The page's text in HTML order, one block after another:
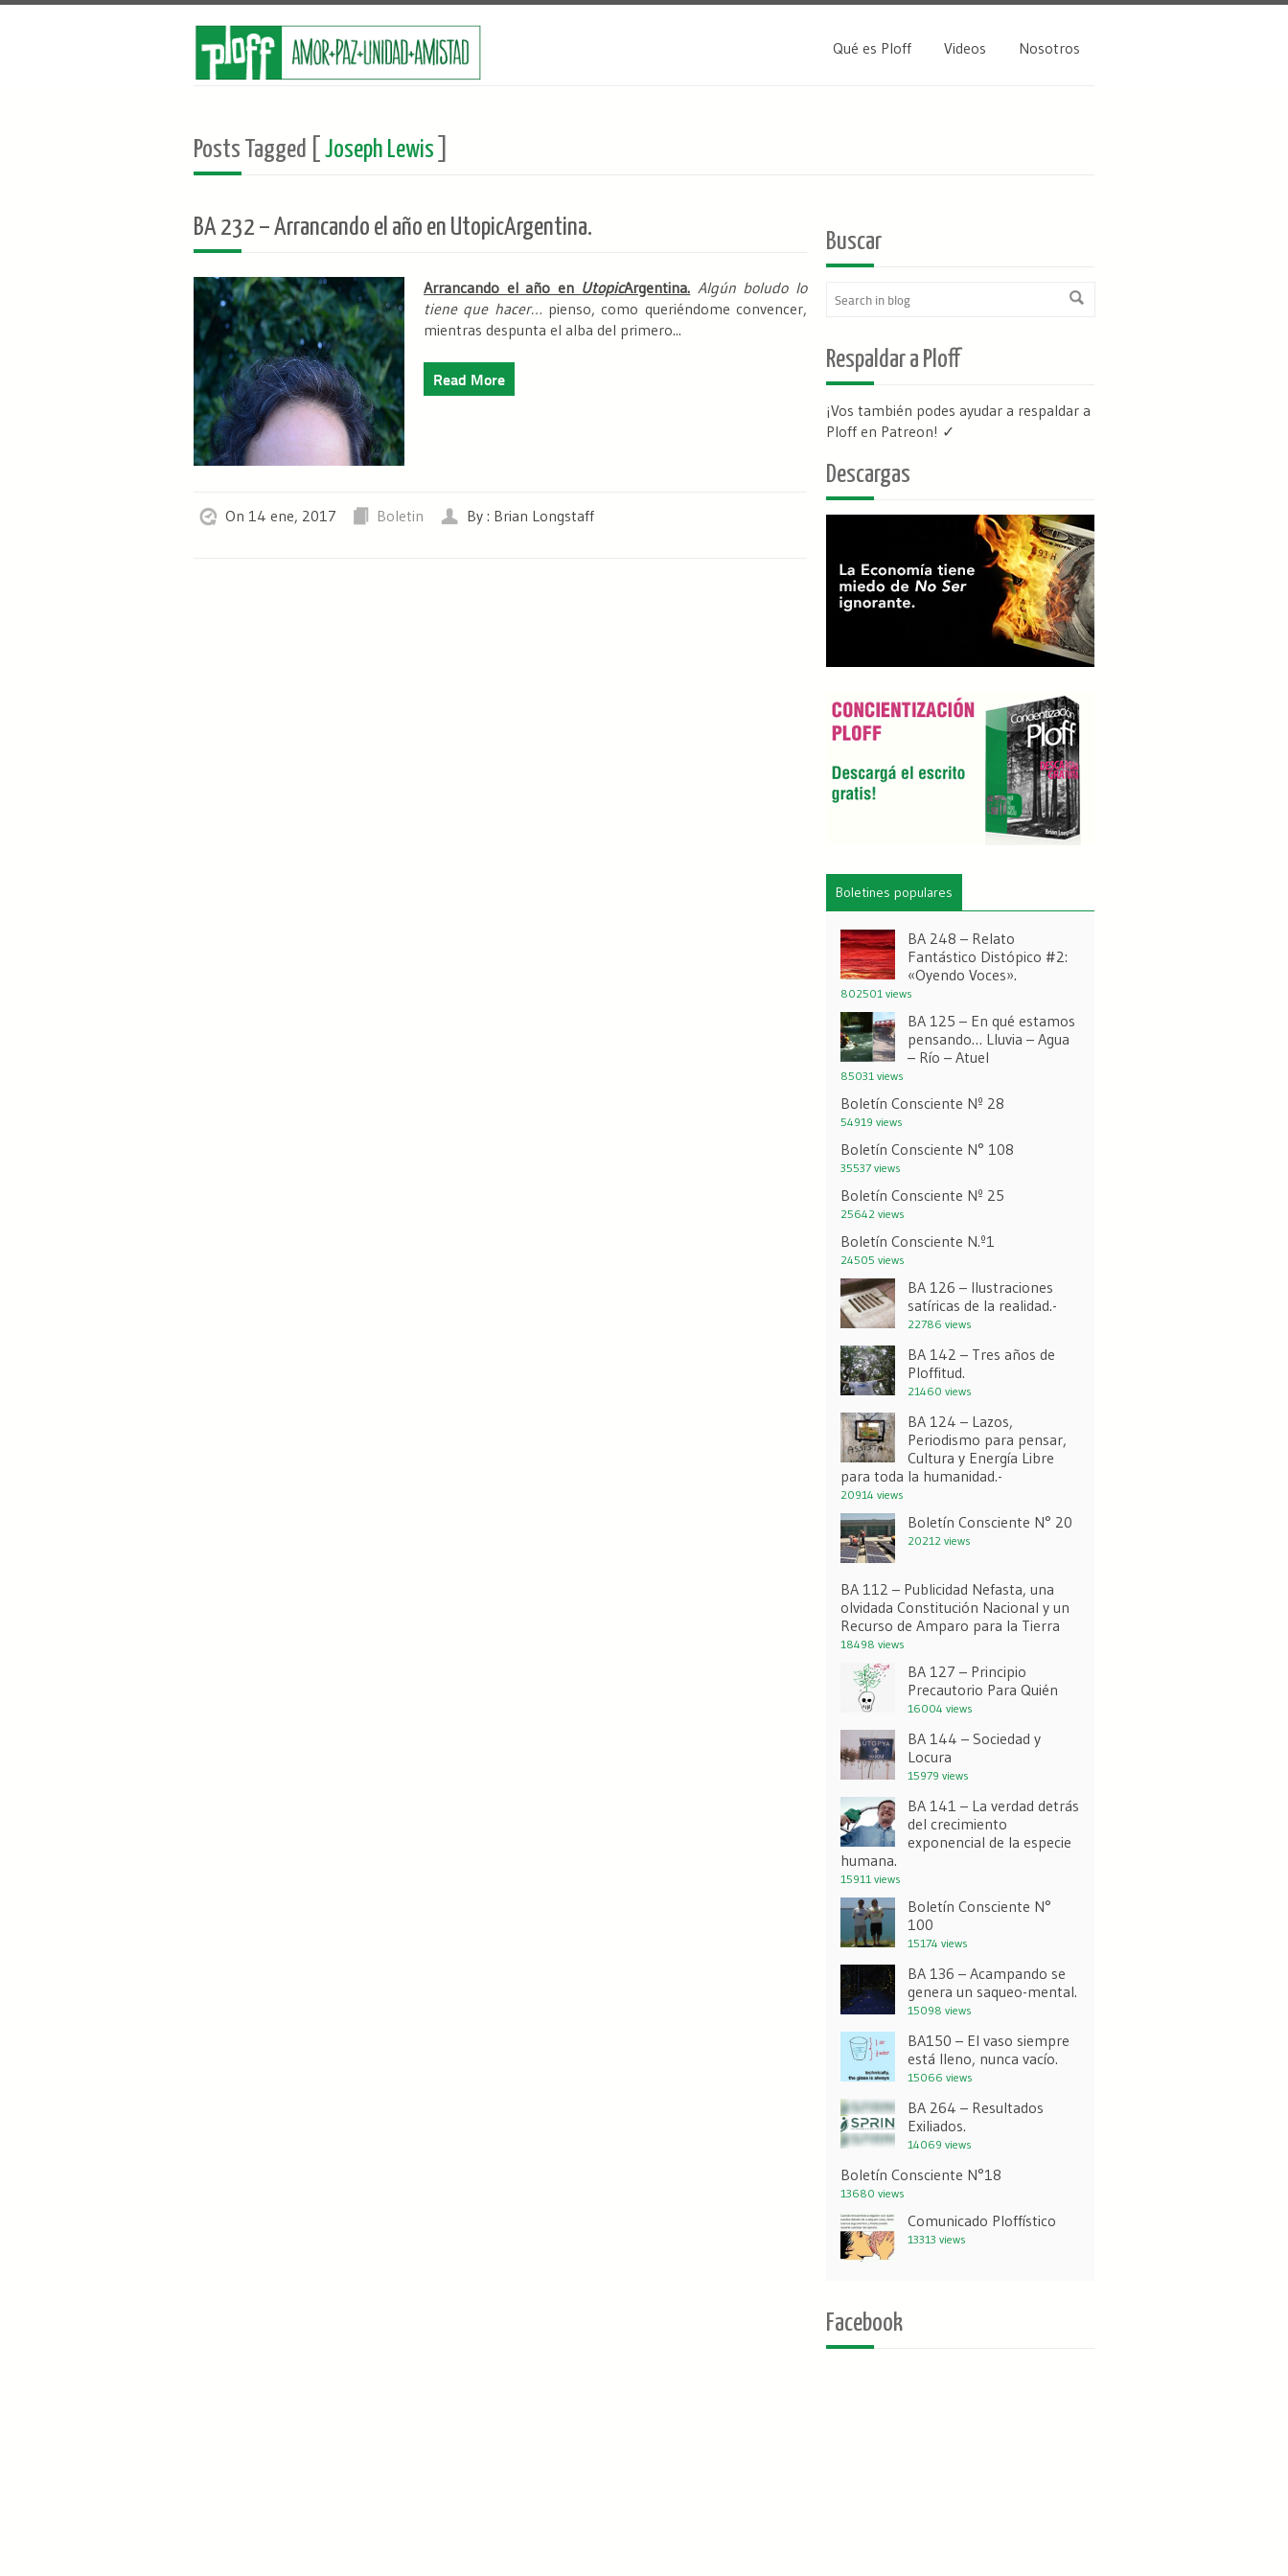
Qué es Ploff Videos Nosotros
Posts Tagged [ Joseph Lewis
BA 232 – Arrancando el año en UtopicArgentina.
Arrancando el año en UtopicArgentina. Algún boludo lo
tiene que hacer… pienso, como queriéndome convencer,
mientras despunta el alba del primero...
Read More
On 14 ene, 2017 Boletin By : Brian Longstaff
Buscar
Respaldar a Ploff
¡Vos también podes ayudar a respaldar a
Ploff en Patreon! ✓
Descargas
Boletines populares
BA 248 – Relato
Fantástico Distópico #2:
«Oyendo Voces».
802501 views
BA 125 – En qué estamos
pensando… Lluvia – Agua
– Río – Atuel
85031 views
Boletín Consciente Nº 28
54919 views
Boletín Consciente N° 108
35537 views
Boletín Consciente Nº 25
25642 views
Boletín Consciente N.º1
24505 views
BA 126 – Ilustraciones
satíricas de la realidad.-
22786 views
BA 142 – Tres años de
Ploffitud.
21460 views
BA 124 – Lazos,
Periodismo para pensar,
Cultura y Energía Libre
para toda la humanidad.-
20914 views
Boletín Consciente N° 20
20212 views
BA 112 – Publicidad Nefasta, una
olvidada Constitución Nacional y un
Recurso de Amparo para la Tierra
18498 views
BA 127 – Principio
Precautorio Para Quién
16004 views
BA 144 – Sociedad y
Locura
15979 views
BA 141 – La verdad detrás
del crecimiento
exponencial de la especie
humana.
15911 views
Boletín Consciente N°
100
15174 views
BA 136 – Acampando se
genera un saqueo-mental.
15098 views
BA150 – El vaso siempre
está lleno, nunca vacío.
15066 views
BA 264 – Resultados
Exiliados.
14069 views
Boletín Consciente N°18
13680 views
Comunicado Ploffístico
13313 views
Facebook